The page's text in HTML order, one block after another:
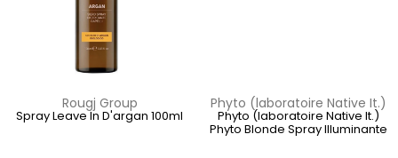
Rougj Group
Spray Leave In D'argan 100ml
Phyto (laboratoire Native It.)
Phyto (laboratoire Native It.)
Phyto Blonde Spray Illuminante